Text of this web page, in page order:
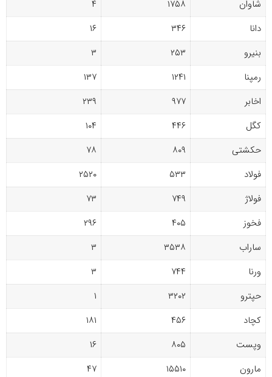
شاوان ۱۷۵۸
۴
دانا
۳۴۶
۱۶
بنیرو
۲۵۳
۳
رمپنا
۱۲۴۱
۱۳۷
اخابر
۹۷۷
۲۳۹
کگل
۴۴۶
۱۰۴
حکشتی‌
۸۰۹
۷۸
فولاد
۵۳۳
۲۵۲۰
فولاژ
۷۴۹
۷۳
فخوز
۴۰۵
۲۹۶
ساراب
۳۵۳۸
۳
ورنا
۷۴۴
۳
حپترو
۳۲۰۲
۱
کچاد
۴۵۶
۱۸۱
وپست
۸۰۵
۱۶
مارون
۱۵۵۱۰
۴۷